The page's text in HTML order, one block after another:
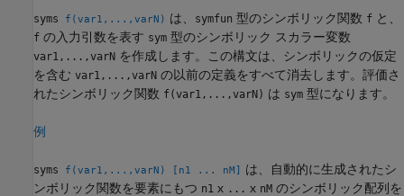
syms f(var1,...,varN) は、 symfun 型のシンボリック関数 f と、
f の入力引数を表す sym 型のシンボリック スカラー変数
var1,...,varN を作成します。この構文は、シンボリックの仮定
を含む var1,...,varN の以前の定義をすべて消去します。評価さ
れたシンボリック関数 f(var1,...,varN) は sym 型になります。
例
syms f(var1,...,varN) [n1 ... nM]
は、自動的に生成されたシ
ンボリック関数を要素にもつ n1 x ... x nM のシンボリック配列を